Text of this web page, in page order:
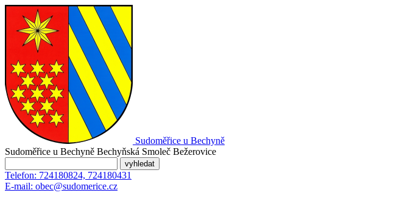
Sudoměřice u Bechyně
Sudoměřice u Bechyně Bechyňská Smoleč Bežerovice
Telefon: 724180824, 724180431
E-mail: obec@sudomerice.cz